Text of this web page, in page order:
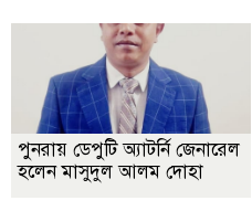
পুনরায় ডেপুটি অ্যাটর্নি জেনারেল
হলেন মাসুদুল আলম দোহা